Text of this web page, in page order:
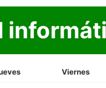
Viernes